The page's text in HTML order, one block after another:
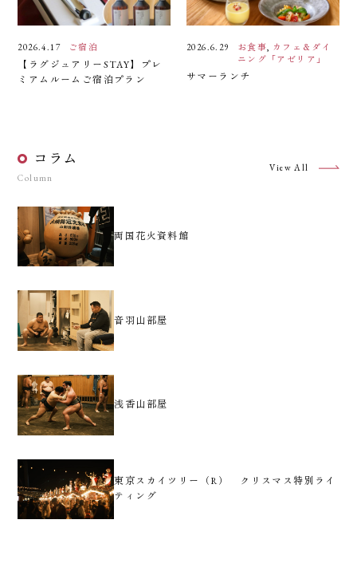
2026.4.17 ご宿泊
【ラグジュアリーSTAY】プレ
ミアムルームご宿泊プラン
2026.6.29 お食事, カフェ＆ダイ
ニング「アゼリア」
サマーランチ
コラム
Column
View All
両国花火資料館
音羽山部屋
浅香山部屋
東京スカイツリー（R） クリスマス特別ライ
ティング